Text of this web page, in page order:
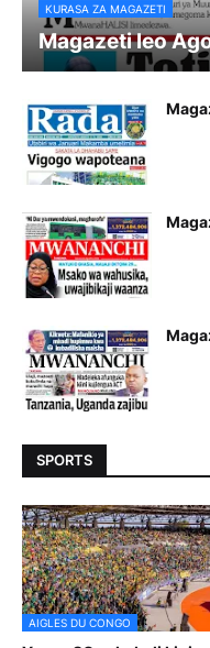
KURASA ZA MAGAZETI
Magazeti leo
SPORTS
AIGLES DU CONGO